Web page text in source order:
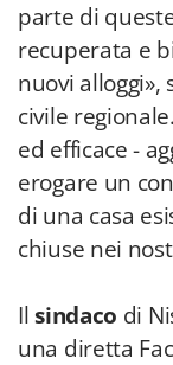
parte di
recuperata e
nuovi
civile
ed efficace -
erogare un
di una casa
chiuse nei
Ilsindaco di
una diretta